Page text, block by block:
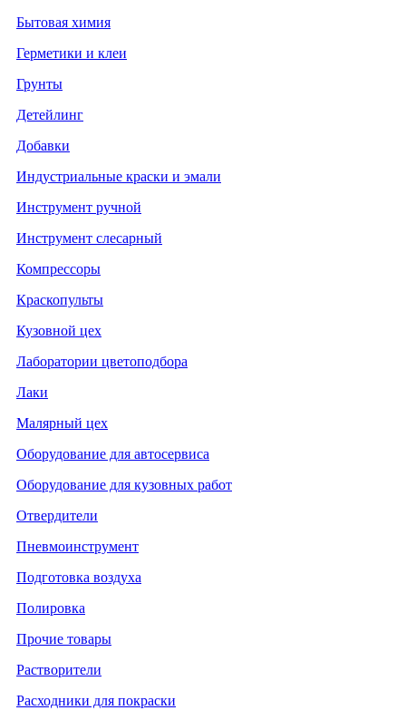
Бытовая химия
Герметики и клеи
Грунты
Детейлинг
Добавки
Индустриальные краски и эмали
Инструмент ручной
Инструмент слесарный
Компрессоры
Краскопульты
Кузовной цех
Лаборатории цветоподбора
Лаки
Малярный цех
Оборудование для автосервиса
Оборудование для кузовных работ
Отвердители
Пневмоинструмент
Подготовка воздуха
Полировка
Прочие товары
Растворители
Расходники для покраски